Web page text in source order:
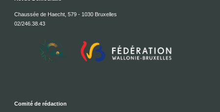
Chaussée de Haecht, 579 - 1030 Bruxelles
02/246.38.43
Comité de rédaction